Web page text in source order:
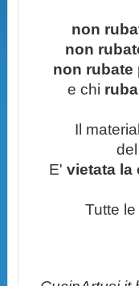
non
non
non rubate
e chi ruba
Il
E' vietata la
Tutte